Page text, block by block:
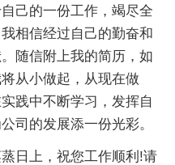
己的一份工作，竭尽全
相信经过自己的勤奋和
随信附上我的简历，如
从小做起，从现在做
践中不断学习，发挥自
司的发展添一份光彩。
日上，祝您工作顺利!请